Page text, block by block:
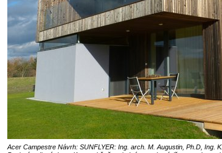
Acer Campestre Návrh: SUNFLYER: Ing. arch. M. Augustin, Ph.D, Ing.